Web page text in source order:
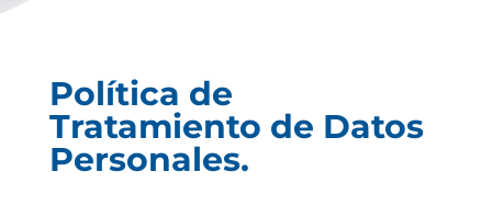
Política de
Tratamiento de Datos
Personales.